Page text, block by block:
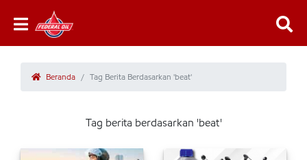
Beranda Tag Berita Berdasarkan 'beat'
Tag berita berdasarkan 'beat'